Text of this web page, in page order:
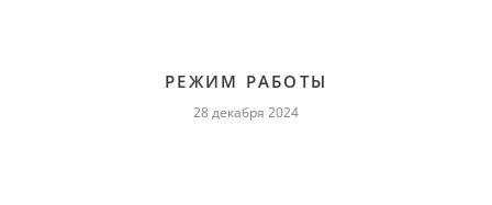
РЕЖИМ РАБОТЫ
28 декабря 2024